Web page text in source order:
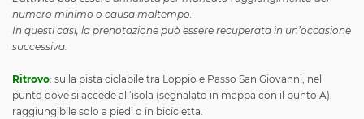
numero minimo o causa maltempo.
In questi casi, la prenotazione può essere recuperata in un’occasione
successiva.
Ritrovo: sulla pista ciclabile tra Loppio e Passo San Giovanni, nel
punto dove si accede all’isola (segnalato in mappa con il punto A),
raggiungibile solo a piedi o in bicicletta.